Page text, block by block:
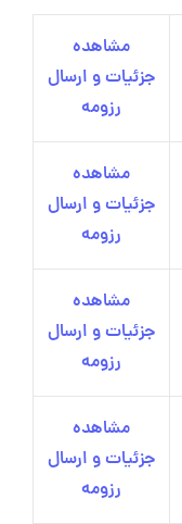
مشاهده
جزئیات و ارسال
رزومه
مشاهده
جزئیات و ارسال
رزومه
مشاهده
جزئیات و ارسال
رزومه
مشاهده
جزئیات و ارسال
رزومه